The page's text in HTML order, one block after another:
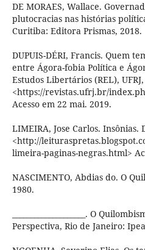
DE MORAES, Wallace.
plutocracias nas histórias
Curitiba: Editora Prismas, 2018.
DUPUIS-DÉRI, Francis. Quem
entre Ágora-fobia Política e
Estudos Libertários (REL),
<https://revistas.ufrj.br/
Acesso em 22 mai. 2019.
LIMEIRA, Jose Carlos. Insônias.
<http://
limeira-paginas-negras.html>
NASCIMENTO, Abdias do. O
1980.
____________________. O
Perspectiva, Rio de Janeiro: